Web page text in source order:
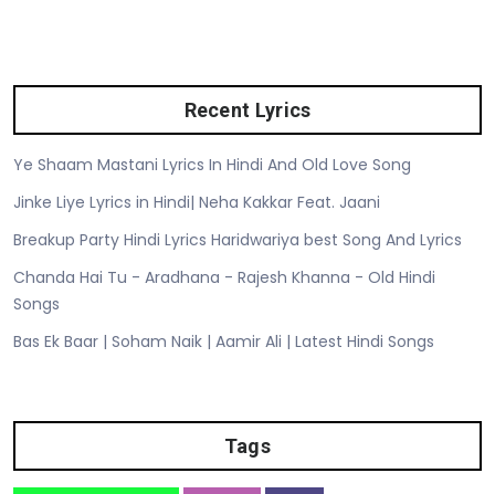
Recent Lyrics
Ye Shaam Mastani Lyrics In Hindi And Old Love Song
Jinke Liye Lyrics in Hindi| Neha Kakkar Feat. Jaani
Breakup Party Hindi Lyrics Haridwariya best Song And Lyrics
Chanda Hai Tu - Aradhana - Rajesh Khanna - Old Hindi
Songs
Bas Ek Baar | Soham Naik | Aamir Ali | Latest Hindi Songs
Tags